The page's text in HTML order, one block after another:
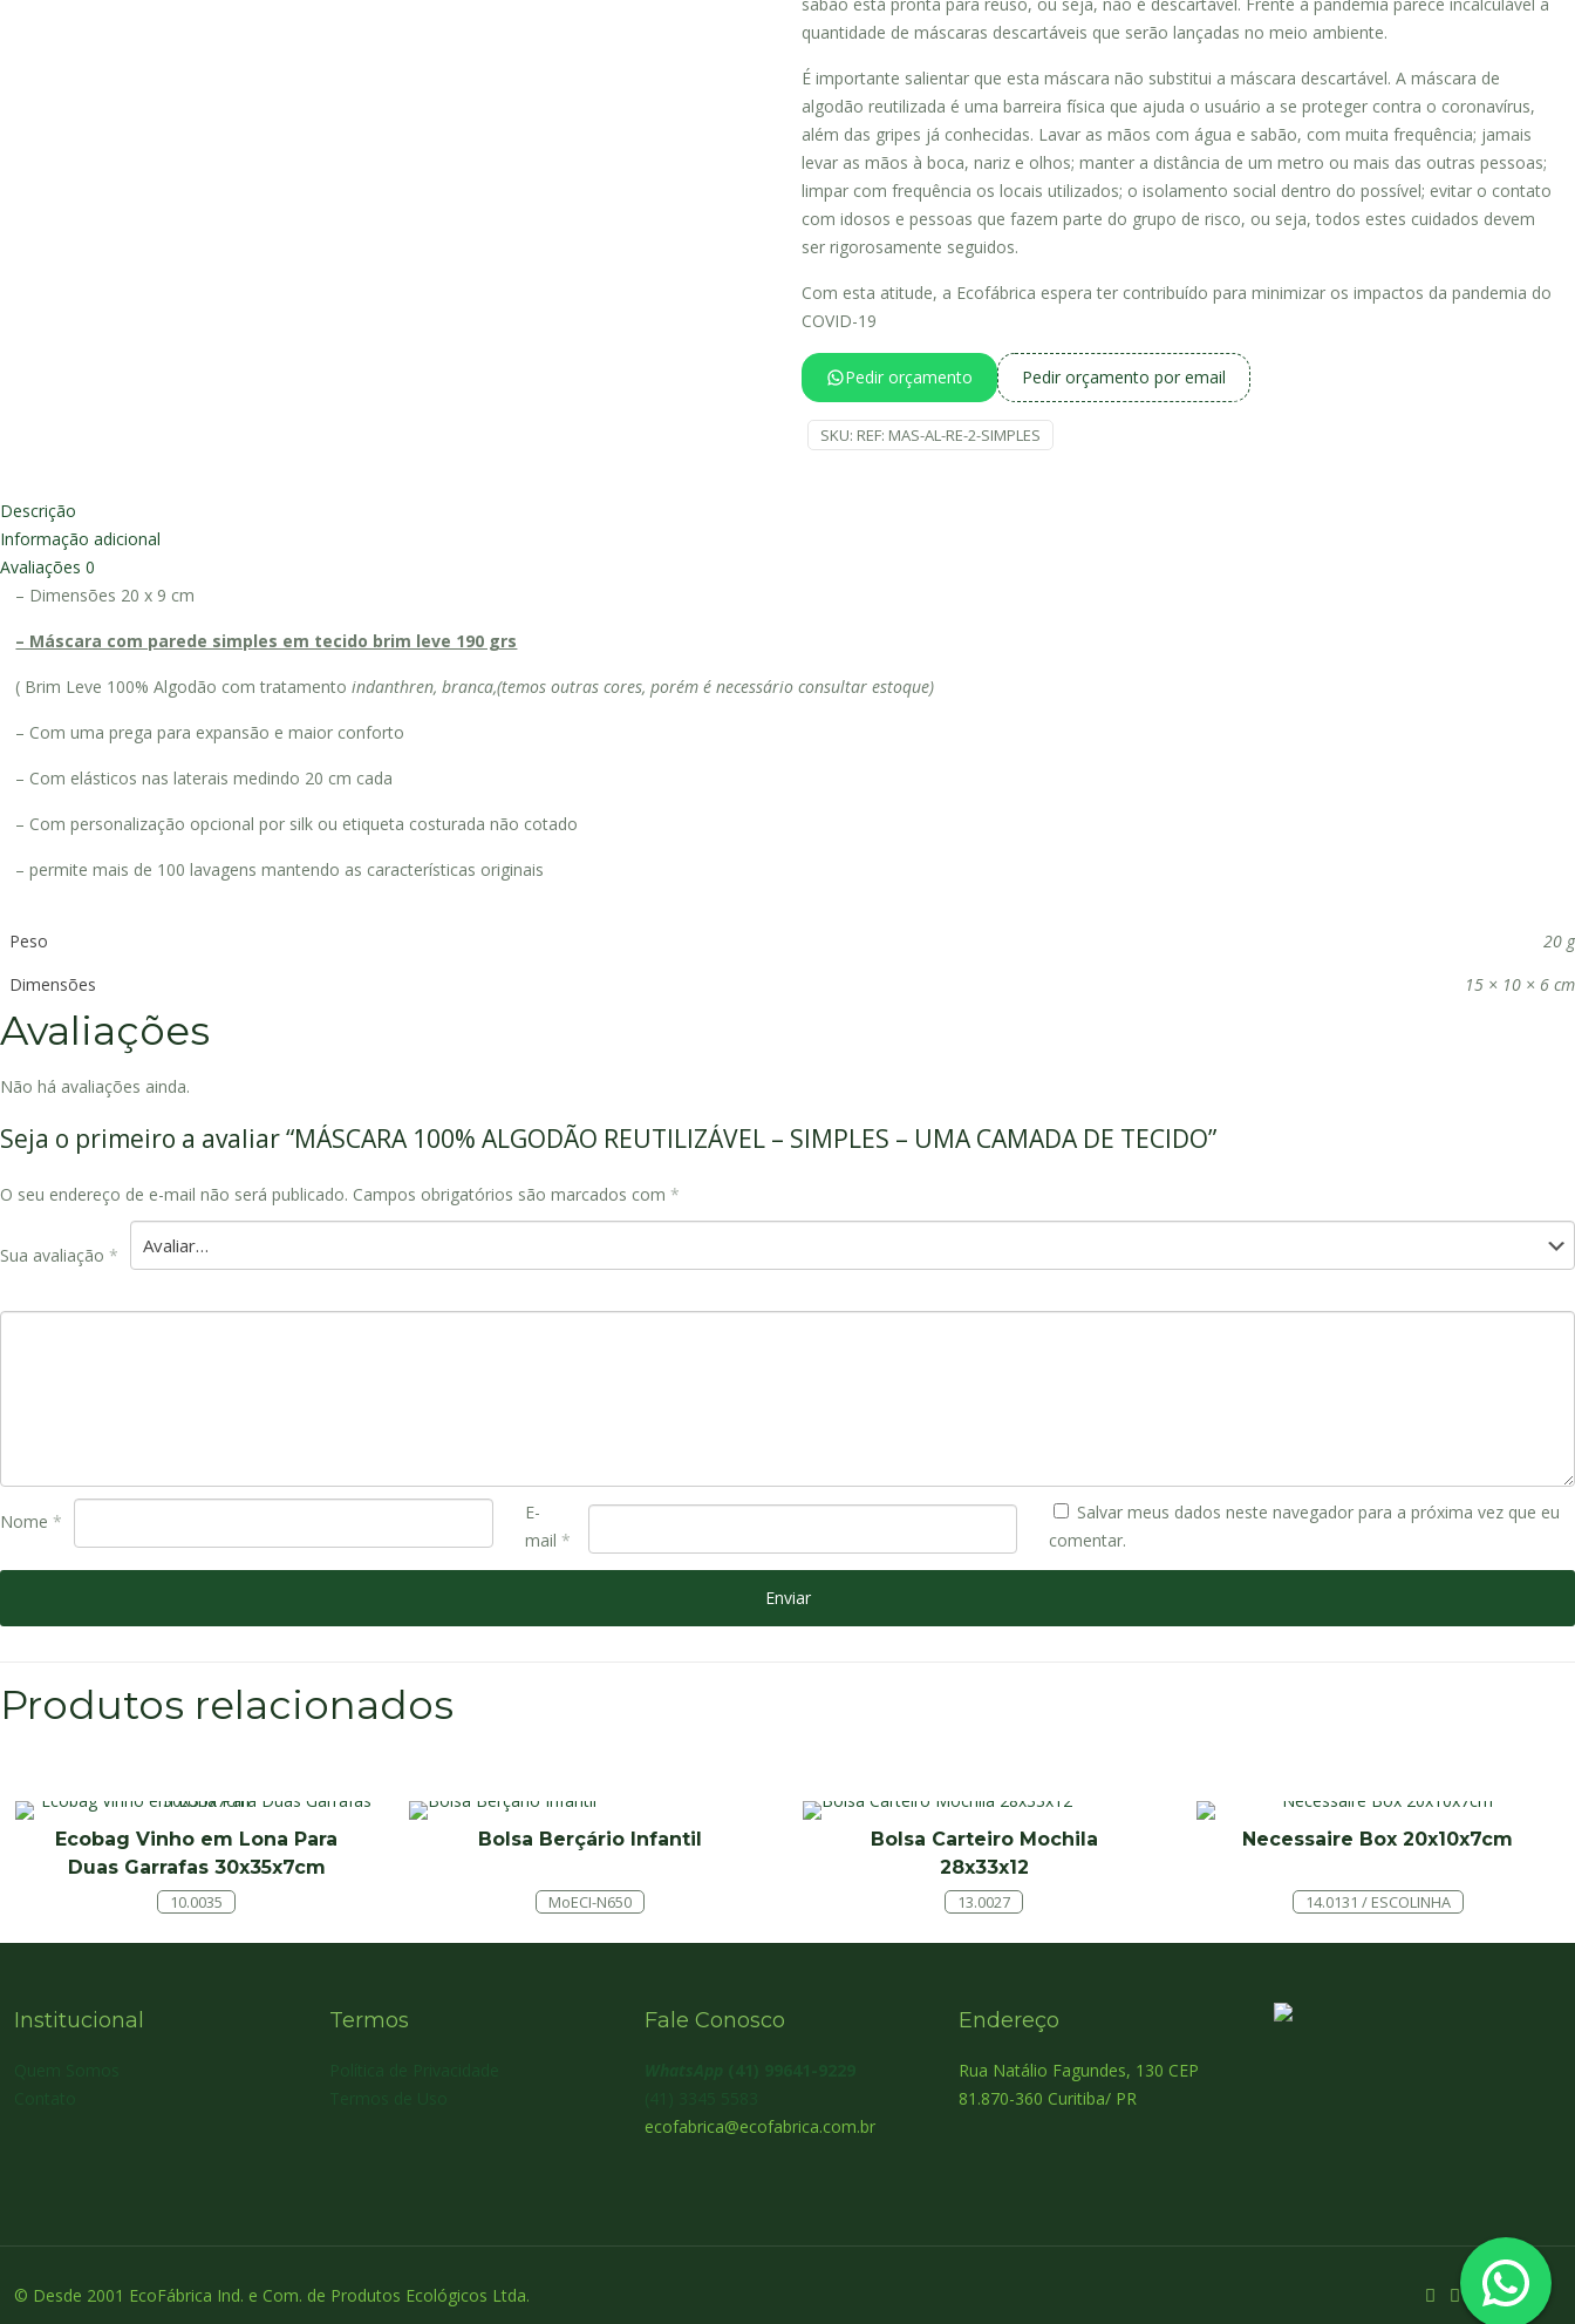
sabão está pronta para reuso, ou seja, não é descartável. Frente à pandemia parece incalculável a
quantidade de máscaras descartáveis que serão lançadas no meio ambiente.
É importante salientar que esta máscara não substitui a máscara descartável. A máscara de
algodão reutilizada é uma barreira física que ajuda o usuário a se proteger contra o coronavírus,
além das gripes já conhecidas. Lavar as mãos com água e sabão, com muita frequência; jamais
levar as mãos à boca, nariz e olhos; manter a distância de um metro ou mais das outras pessoas;
limpar com frequência os locais utilizados; o isolamento social dentro do possível; evitar o contato
com idosos e pessoas que fazem parte do grupo de risco, ou seja, todos estes cuidados devem
ser rigorosamente seguidos.
Com esta atitude, a Ecofábrica espera ter contribuído para minimizar os impactos da pandemia do
COVID-19
Pedir orçamento Pedir orçamento por email
SKU: REF: MAS-AL-RE-2-SIMPLES
Descrição
Informação adicional
Avaliações 0
– Dimensões 20 x 9 cm
– Máscara com parede simples em tecido brim leve 190 grs
( Brim Leve 100% Algodão com tratamentoindanthren, branca,(temos outras cores, porém é necessário consultar estoque)
– Com uma prega para expansão e maior conforto
– Com elásticos nas laterais medindo 20 cm cada
– Com personalização opcional por silk ou etiqueta costurada não cotado
– permite mais de 100 lavagens mantendo as características originais
Peso
20 g
Dimensões
15 × 10 × 6 cm
Avaliações
Não há avaliações ainda.
Seja o primeiro a avaliar “MÁSCARA 100% ALGODÃO REUTILIZÁVEL – SIMPLES – UMA CAMADA DE TECIDO”
O seu endereço de e-mail não será publicado. Campos obrigatórios são marcados com *
Sua avaliação *
Nome *
E-
mail *
Salvar meus dados neste navegador para a próxima vez que eu
comentar.
Produtos relacionados
Ecobag Vinho em Lona Para
Duas Garrafas 30x35x7cm
10.0035
Bolsa Berçário Infantil
MoECI-N650
Bolsa Carteiro Mochila
28x33x12
13.0027
Necessaire Box 20x10x7cm
14.0131 / ESCOLINHA
Institucional Termos Fale Conosco
ecofabrica@ecofabrica.com.br
Endereço
Rua Natálio Fagundes, 130 CEP
81.870-360 Curitiba/ PR
© Desde 2001 EcoFábrica Ind. e Com. de Produtos Ecológicos Ltda.